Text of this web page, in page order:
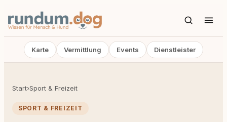
Karte Vermittlung Events Dienstleister
Start›Sport & Freizeit
SPORT & FREIZEIT